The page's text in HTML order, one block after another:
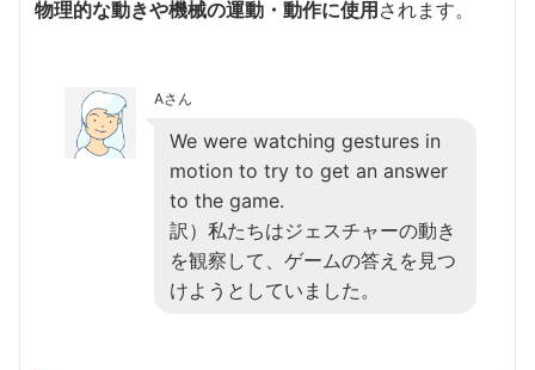
物理的な動きや機械の運動・動作に使用されます。
Aさん
We were watching gestures in
motion to try to get an answer
to the game.
訳）私たちはジェスチャーの動き
を観察して、ゲームの答えを見つ
けようとしていました。